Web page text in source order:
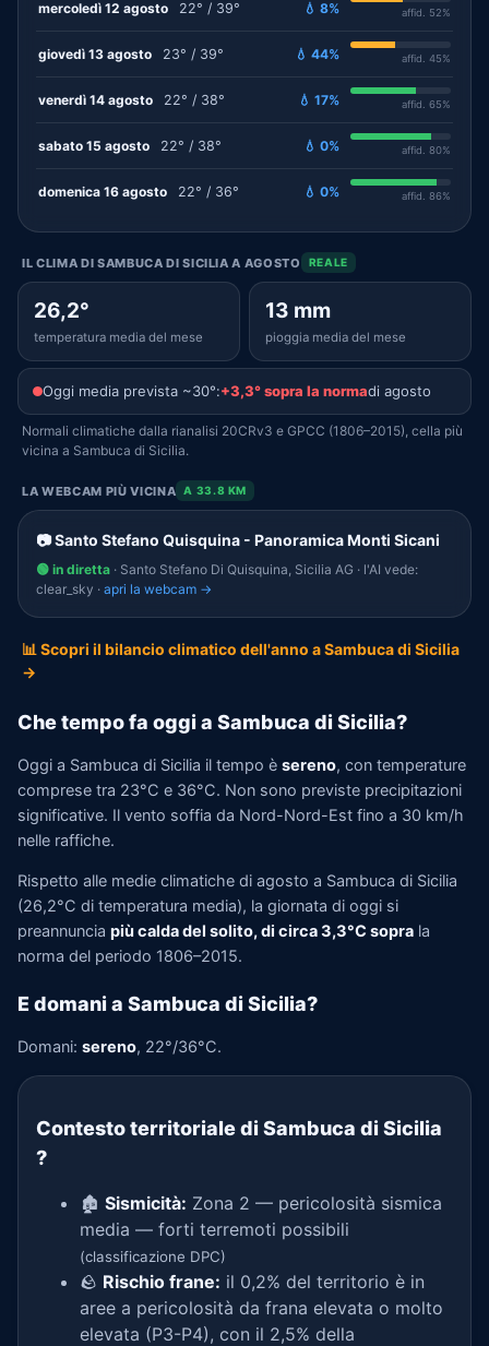
mercoledì 12 agosto 22° / 39° 💧 8% affid. 52%
giovedì 13 agosto 23° / 39° 💧 44% affid. 45%
venerdì 14 agosto 22° / 38° 💧 17% affid. 65%
sabato 15 agosto 22° / 38° 💧 0% affid. 80%
domenica 16 agosto 22° / 36° 💧 0% affid. 86%
IL CLIMA DI SAMBUCA DI SICILIA A AGOSTO REALE
26,2°
temperatura media del mese
13 mm
pioggia media del mese
Oggi media prevista ~30°:+3,3° sopra la normadi agosto
Normali climatiche dalla rianalisi 20CRv3 e GPCC (1806–2015), cella più
vicina a Sambuca di Sicilia.
LA WEBCAM PIÙ VICINA A 33.8 KM
📷 Santo Stefano Quisquina - Panoramica Monti Sicani
🟢 in diretta · Santo Stefano Di Quisquina, Sicilia AG · l'AI vede:
clear_sky · apri la webcam →
📊 Scopri il bilancio climatico dell'anno a Sambuca di Sicilia
→
Che tempo fa oggi a Sambuca di Sicilia?
Oggi a Sambuca di Sicilia il tempo è sereno, con temperature
comprese tra 23°C e 36°C. Non sono previste precipitazioni
significative. Il vento soffia da Nord-Nord-Est fino a 30 km/h
nelle raffiche.
Rispetto alle medie climatiche di agosto a Sambuca di Sicilia
(26,2°C di temperatura media), la giornata di oggi si
preannuncia più calda del solito, di circa 3,3°C sopra la
norma del periodo 1806–2015.
E domani a Sambuca di Sicilia?
Domani: sereno, 22°/36°C.
Contesto territoriale di Sambuca di Sicilia
?
🏚️ Sismicità: Zona 2 — pericolosità sismica
media — forti terremoti possibili
(classificazione DPC)
🪨 Rischio frane: il 0,2% del territorio è in
aree a pericolosità da frana elevata o molto
elevata (P3-P4), con il 2,5% della